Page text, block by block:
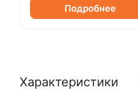
Подробнее
Характеристики